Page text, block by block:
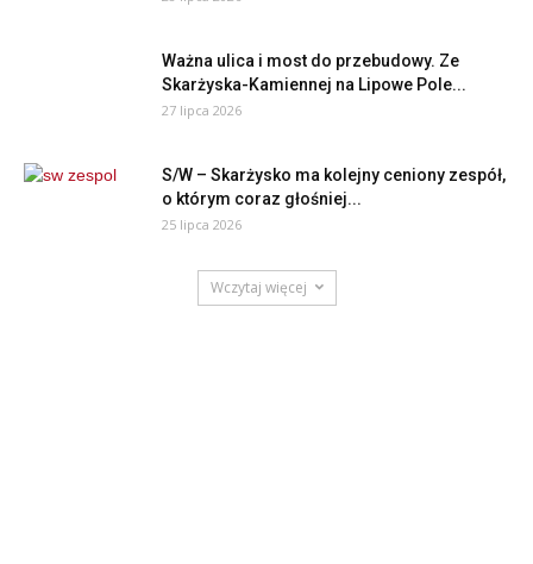
Ważna ulica i most do przebudowy. Ze
Skarżyska-Kamiennej na Lipowe Pole...
27 lipca 2026
S/W – Skarżysko ma kolejny ceniony zespół,
o którym coraz głośniej...
25 lipca 2026
Wczytaj więcej